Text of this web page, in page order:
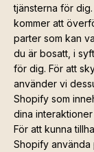
tjänsterna för
kommer att
parter som kan
du är bosatt, i
för dig. För att
använder vi
Shopify som
dina
För att kunna
Shopify använda